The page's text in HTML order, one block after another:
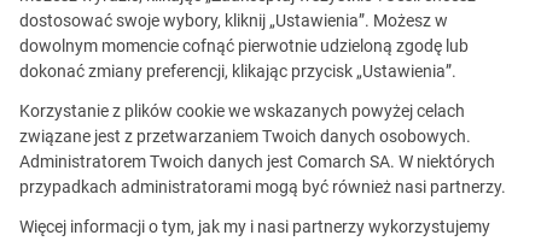
Ta oferta jest już
nieaktualna.
Zobacz podobne oferty
dostosować swoje wybory, kliknij „Ustawienia”. Możesz w
dowolnym momencie cofnąć pierwotnie udzieloną zgodę lub
dokonać zmiany preferencji, klikając przycisk „Ustawienia”.
Korzystanie z plików cookie we wskazanych powyżej celach
związane jest z przetwarzaniem Twoich danych osobowych.
Administratorem Twoich danych jest Comarch SA. W niektórych
przypadkach administratorami mogą być również nasi partnerzy.
Więcej informacji o tym, jak my i nasi partnerzy wykorzystujemy